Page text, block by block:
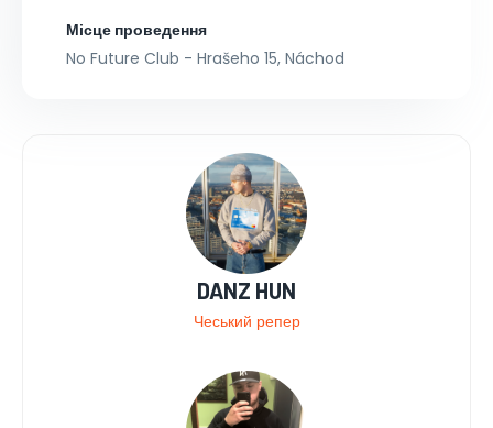
Місце проведення
No Future Club - Hrašeho 15, Náchod
DANZ HUN
Чеський репер